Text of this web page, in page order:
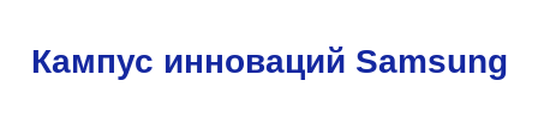
Кампус инноваций Samsung